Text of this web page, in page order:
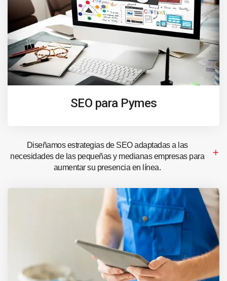
SEO para Pymes
Diseñamos estrategias de SEO adaptadas a las
necesidades de las pequeñas y medianas empresas para
aumentar su presencia en línea.